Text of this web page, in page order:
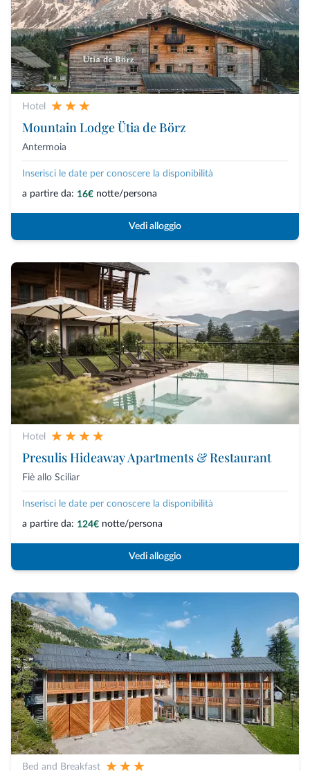
Hotel
Mountain Lodge Ütia de Börz
Antermoia
Inserisci le date per conoscere la disponibilità
a partire da: 16€ notte/persona
Vedi alloggio
Hotel
Presulis Hideaway Apartments & Restaurant
Fiè allo Sciliar
Inserisci le date per conoscere la disponibilità
a partire da: 124€ notte/persona
Vedi alloggio
Bed and Breakfast